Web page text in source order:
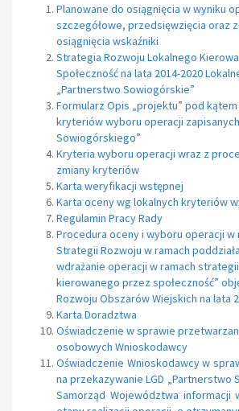
Planowane do osiągnięcia w wyniku
szczegółowe, przedsięwzięcia oraz
osiągnięcia wskaźniki
Strategia Rozwoju Lokalnego
Społeczność na lata 2014-2020
„Partnerstwo Sowiogórskie”
Formularz Opis „projektu” pod kątem
kryteriów wyboru operacji
Sowiogórskiego”
Kryteria wyboru operacji wraz z
zmiany kryteriów
Karta weryfikacji wstępnej
Karta oceny wg lokalnych kryteriów
Regulamin Pracy Rady
Procedura oceny i wyboru operacji w
Strategii Rozwoju w ramach
wdrażanie operacji w ramach
kierowanego przez społeczność”
Rozwoju Obszarów Wiejskich na lata
Karta Doradztwa
Oświadczenie w sprawie
osobowych Wnioskodawcy
Oświadczenie Wnioskodawcy w
na przekazywanie LGD „Partnerstwo
Samorząd Województwa informacji